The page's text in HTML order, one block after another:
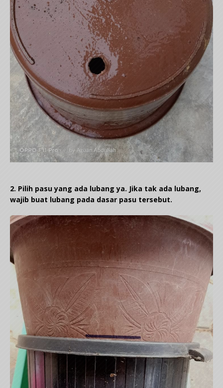
2. Pilih pasu yang ada lubang ya. Jika tak ada lubang,
wajib buat lubang pada dasar pasu tersebut.